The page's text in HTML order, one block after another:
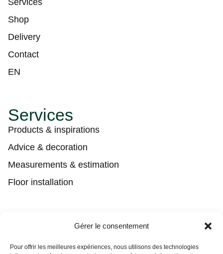
Gérer le consentement
Pour offrir les meilleures expériences, nous utilisons des technologies
Shop
Delivery
Contact
EN
Services
Products & inspirations
Advice & decoration
Measurements & estimation
Floor installation